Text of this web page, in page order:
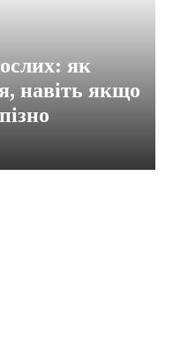
як
навіть якщо